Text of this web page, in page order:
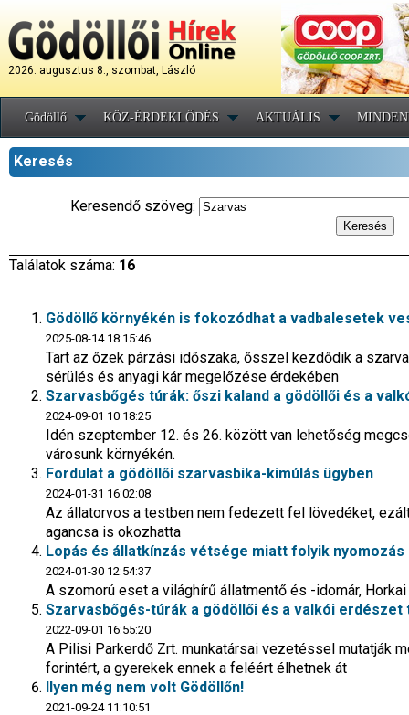
2026. augusztus 8., szombat, László
Gödöllő KÖZ-ÉRDEKLŐDÉS AKTUÁLIS
Keresés
Keresendő szöveg:
Találatok száma: 16
Gödöllő környékén is fokozódhat a vadbalesetek
2025-08-14 18:15:46
Tart az őzek párzási időszaka, ősszel kezdődik a
sérülés és anyagi kár megelőzése érdekében
Szarvasbőgés túrák: őszi kaland a gödöllői és a
2024-09-01 10:18:25
Idén szeptember 12. és 26. között van lehetőség
városunk környékén.
Fordulat a gödöllői szarvasbika-kimúlás ügyben
2024-01-31 16:02:08
Az állatorvos a testben nem fedezett fel lövedéket,
agancsa is okozhatta
Lopás és állatkínzás vétsége miatt folyik
2024-01-30 12:54:37
A szomorú eset a világhírű állatmentő és -idomár,
Szarvasbőgés-túrák a gödöllői és a valkói erdészet
2022-09-01 16:55:20
A Pilisi Parkerdő Zrt. munkatársai vezetéssel mutatják
forintért, a gyerekek ennek a feléért élhetnek át
Ilyen még nem volt Gödöllőn!
2021-09-24 11:10:51